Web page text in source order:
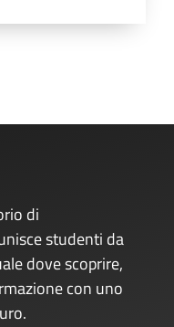
di
studenti da
dove scoprire,
con uno